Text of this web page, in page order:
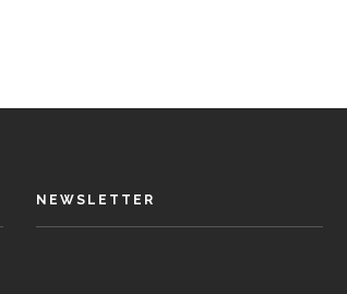
NEWSLETTER